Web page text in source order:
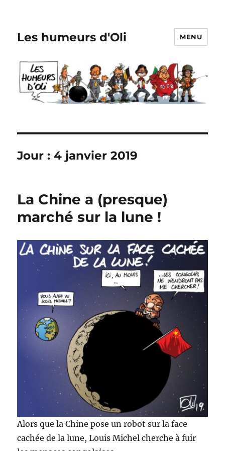
Les humeurs d'Oli MENU
Jour :4 janvier 2019
La Chine a (presque)
marché sur la lune !
Alors que la Chine pose un robot sur la face
cachée de la lune, Louis Michel cherche à fuir